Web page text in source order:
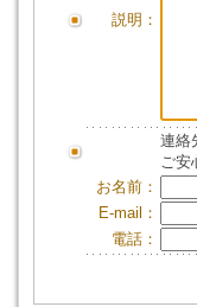
説明：
連絡
ご安
お名前：
E-mail：
電話：